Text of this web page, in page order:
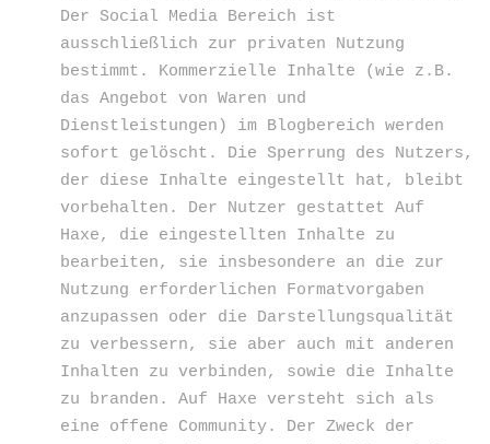
Der Social Media Bereich ist
ausschließlich zur privaten Nutzung
bestimmt. Kommerzielle Inhalte (wie z.B.
das Angebot von Waren und
Dienstleistungen) im Blogbereich werden
sofort gelöscht. Die Sperrung des Nutzers,
der diese Inhalte eingestellt hat, bleibt
vorbehalten. Der Nutzer gestattet Auf
Haxe, die eingestellten Inhalte zu
bearbeiten, sie insbesondere an die zur
Nutzung erforderlichen Formatvorgaben
anzupassen oder die Darstellungsqualität
zu verbessern, sie aber auch mit anderen
Inhalten zu verbinden, sowie die Inhalte
zu branden. Auf Haxe versteht sich als
eine offene Community. Der Zweck der